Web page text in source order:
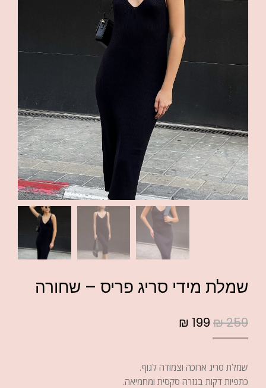
שמלת מידי סריג פריס – שחורה
₪259
₪ 199
שמלת סריג ארוכה וצמודה לגוף.
כתפיות דקות בגזרה סקסית ומחמיאה.